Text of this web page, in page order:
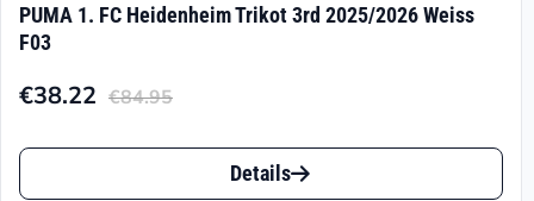
PUMA 1. FC Heidenheim Trikot 3rd 2025/2026 Weiss
F03
€84.95
Ursprünglicher
Preis
€38.22
Aktueller
Preis
Dieses
Produkt
Details